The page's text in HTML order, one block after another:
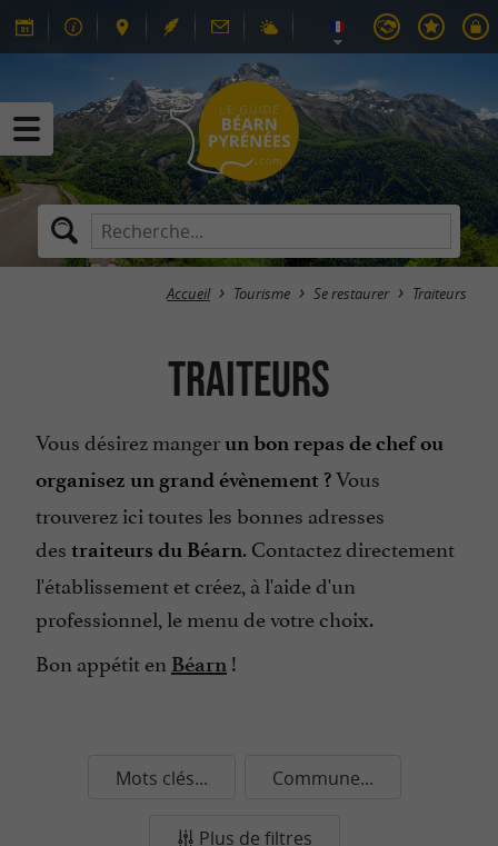
Accueil Tourisme Se restaurer Traiteurs
Traiteurs
Vous désirez mangerun bon repas de chef ou
organisez un grand évènement ?Vous
trouverez ici toutes les bonnes adresses
des traiteurs du Béarn. Contactez directement
l'établissement et créez, à l'aide d'un
professionnel, le menu de votre choix.
Bon appétit en Béarn !
Mots clés... Commune...
Plus de filtres